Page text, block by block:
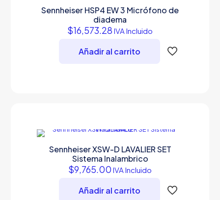
Sennheiser HSP4 EW 3 Micrófono de
diadema
$16,573.28 IVA Incluido
Añadir al carrito
Sennheiser XSW-D LAVALIER SET
Sistema Inalambrico
$9,765.00 IVA Incluido
Añadir al carrito